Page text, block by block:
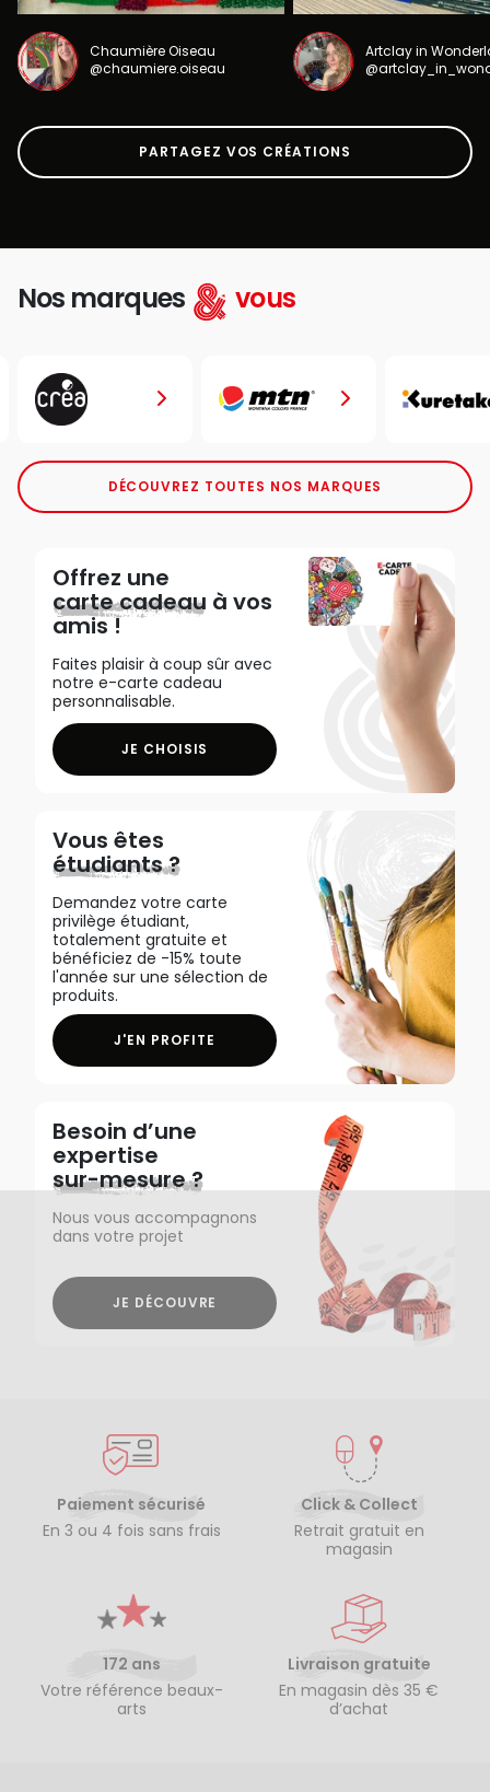
Chaumière Oiseau
@chaumiere.oiseau
Artclay in
PARTAGEZ VOS CRÉATIONS
Nos marques vous
DÉCOUVREZ TOUTES NOS MARQUES
Offrez une
carte cadeau à vos
amis !
Faites plaisir à coup sûr avec
notre e-carte cadeau
personnalisable.
JE CHOISIS
Vous êtes
étudiants ?
Demandez votre carte
privilège étudiant,
totalement gratuite et
bénéficiez de -15% toute
l'année sur une sélection de
produits.
J'EN PROFITE
Besoin d’une
expertise
sur-mesure ?
Nous vous accompagnons
dans votre projet
JE DÉCOUVRE
Paiement sécurisé
En 3 ou 4 fois sans frais
Click & Collect
Retrait gratuit en
magasin
172 ans
Votre référence beaux-
arts
Livraison gratuite
En magasin dès 35 €
d’achat